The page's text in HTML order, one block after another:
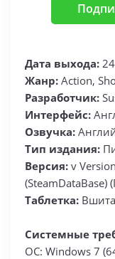
Дата выхода:
Жанр: Action,
Разработчик:
Интерфейс:
Озвучка:
Тип издания:
Версия: v
(SteamDataBase)
Таблетка: Вшита
Системные
ОС: Windows 7